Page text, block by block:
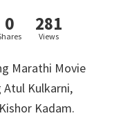
0 281
Views
Marathi Movie
Atul Kulkarni,
Kadam.